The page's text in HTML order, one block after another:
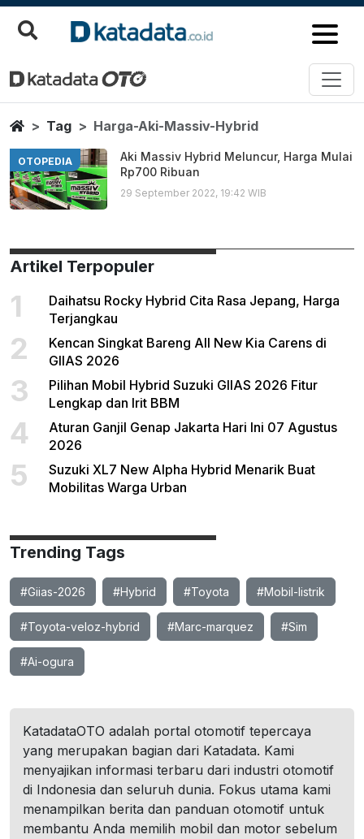
Harga Aki Massiv Hybrid
Berita Terbaru
HomeTag Harga-Aki-Massiv-Hybrid
OTOPEDIA
Aki Massiv Hybrid Meluncur, Harga Mulai
Rp700 Ribuan
29 September 2022, 19:42 WIB
Artikel Terpopuler
1
Daihatsu Rocky Hybrid Cita Rasa Jepang, Harga
Terjangkau
2
Kencan Singkat Bareng All New Kia Carens di
GIIAS 2026
3
Pilihan Mobil Hybrid Suzuki GIIAS 2026 Fitur
Lengkap dan Irit BBM
4
Aturan Ganjil Genap Jakarta Hari Ini 07 Agustus
2026
5
Suzuki XL7 New Alpha Hybrid Menarik Buat
Mobilitas Warga Urban
Trending Tags
#Giias-2026 #Hybrid #Toyota #Mobil-listrik
#Toyota-veloz-hybrid #Marc-marquez #Sim
#Ai-ogura
KatadataOTO adalah portal otomotif tepercaya
yang merupakan bagian dari Katadata. Kami
menyajikan informasi terbaru dari industri otomotif
di Indonesia dan seluruh dunia. Fokus utama kami
menampilkan berita dan panduan otomotif untuk
membantu Anda memilih mobil dan motor sebelum